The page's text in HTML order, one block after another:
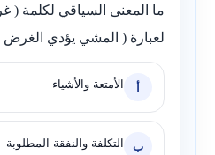
ما المعنى السياقي لكلمة
لعبارة ( المشي يؤدي الغرض
أ الأمتعة والأشياء
ب التكلفة والنفقة المطلوبة